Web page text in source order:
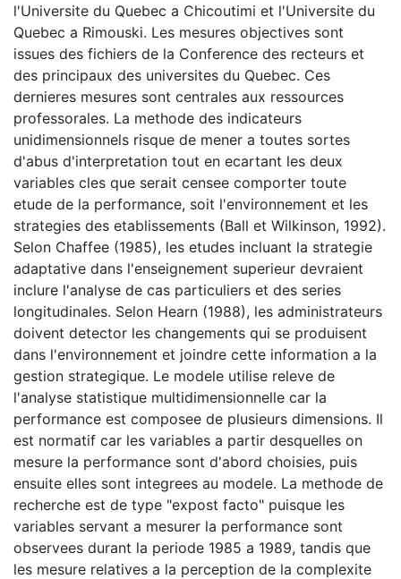
l'Universite du Quebec a Chicoutimi et l'Universite du
Quebec a Rimouski. Les mesures objectives sont
issues des fichiers de la Conference des recteurs et
des principaux des universites du Quebec. Ces
dernieres mesures sont centrales aux ressources
professorales. La methode des indicateurs
unidimensionnels risque de mener a toutes sortes
d'abus d'interpretation tout en ecartant les deux
variables cles que serait censee comporter toute
etude de la performance, soit l'environnement et les
strategies des etablissements (Ball et Wilkinson, 1992).
Selon Chaffee (1985), les etudes incluant la strategie
adaptative dans l'enseignement superieur devraient
inclure l'analyse de cas particuliers et des series
longitudinales. Selon Hearn (1988), les administrateurs
doivent detector les changements qui se produisent
dans l'environnement et joindre cette information a la
gestion strategique. Le modele utilise releve de
l'analyse statistique multidimensionnelle car la
performance est composee de plusieurs dimensions. Il
est normatif car les variables a partir desquelles on
mesure la performance sont d'abord choisies, puis
ensuite elles sont integrees au modele. La methode de
recherche est de type "expost facto" puisque les
variables servant a mesurer la performance sont
observees durant la periode 1985 a 1989, tandis que
les mesure relatives a la perception de la complexite